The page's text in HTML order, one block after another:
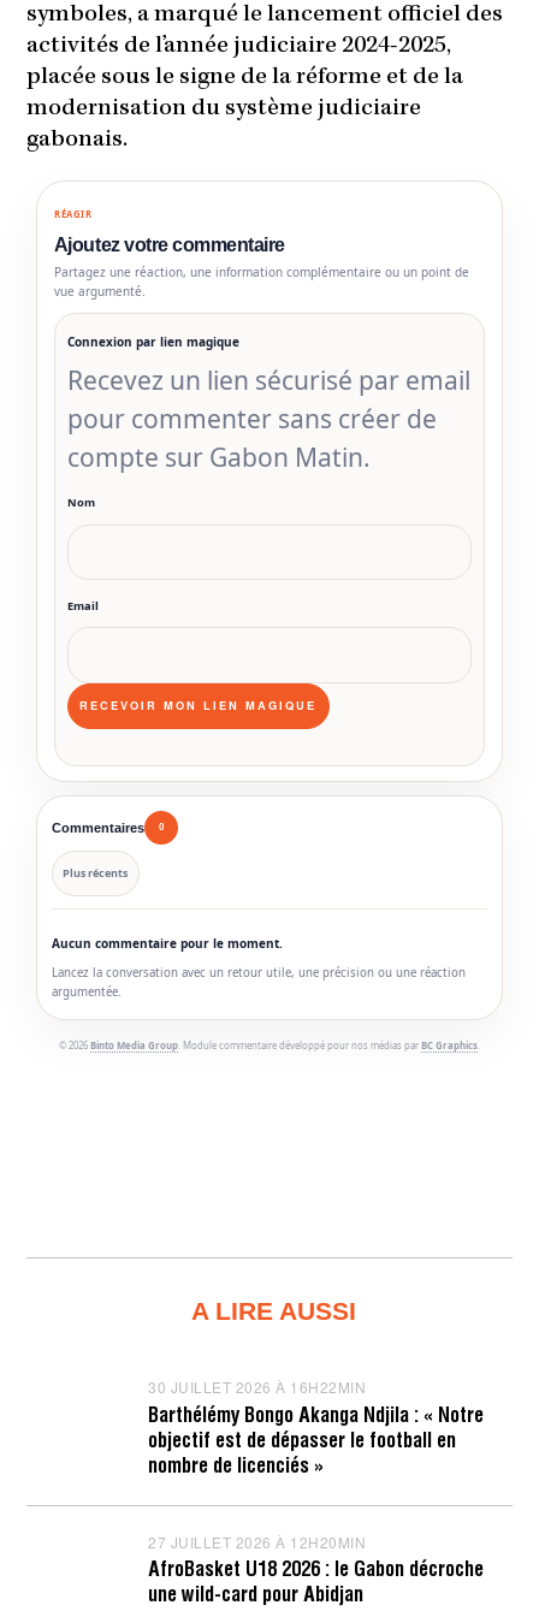
symboles, a marqué le lancement officiel des
activités de l’année judiciaire 2024-2025,
placée sous le signe de la réforme et de la
modernisation du système judiciaire
gabonais.
RÉAGIR
Ajoutez votre commentaire
Partagez une réaction, une information complémentaire ou un point de
vue argumenté.
Connexion par lien magique
Recevez un lien sécurisé par email
pour commenter sans créer de
compte sur Gabon Matin.
Nom
Email
Commentaires 0
Plus récents
Aucun commentaire pour le moment.
Lancez la conversation avec un retour utile, une précision ou une réaction
argumentée.
© 2026 Binto Media Group. Module commentaire développé pour nos médias par BC Graphics.
A LIRE AUSSI
30 JUILLET 2026 À 16H22MIN
0
J
U
L
2
0
Barthélémy Bongo Akanga Ndjila : « Notre
objectif est de dépasser le football en
nombre de licenciés »
27 JUILLET 2026 À 12H20MIN
7
J
AfroBasket U18 2026 : le Gabon décroche
une wild-card pour Abidjan